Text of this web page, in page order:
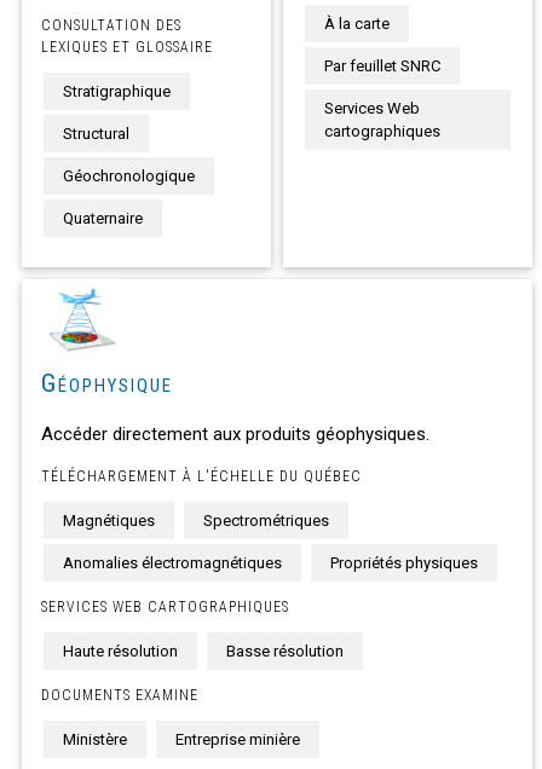
CONSULTATION DES
LEXIQUES ET GLOSSAIRE
Stratigraphique
Structural
Géochronologique
Quaternaire
À la carte
Par feuillet SNRC
Services Web
cartographiques
Géophysique
Accéder directement aux produits géophysiques.
TÉLÉCHARGEMENT À L'ÉCHELLE DU QUÉBEC
Magnétiques Spectrométriques
Anomalies électromagnétiques Propriétés physiques
SERVICES WEB CARTOGRAPHIQUES
Haute résolution Basse résolution
DOCUMENTS EXAMINE
Ministère Entreprise minière